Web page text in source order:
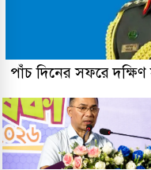
পাঁচ দিনের সফরে